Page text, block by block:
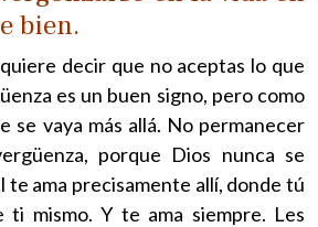
bien.
decir que no aceptas lo que
es un buen signo, pero como
se vaya más allá. No permanecer
porque Dios nunca se
te ama precisamente allí, donde tú
ti mismo. Y te ama siempre. Les